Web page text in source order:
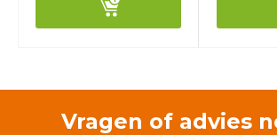
Vragen of advies